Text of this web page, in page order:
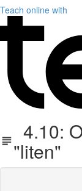
Teach online with
4.10:
"liten"